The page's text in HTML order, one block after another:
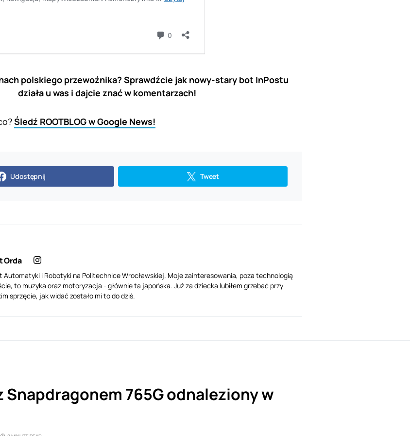
polskiego przewoźnika? Sprawdźcie jak nowy-stary bot InPostu
działa u was i dajcie znać w komentarzach!
Śledź ROOTBLOG w Google News!
Udostępnij Tweet
Orda
Automatyki i Robotyki na Politechnice Wrocławskiej. Moje zainteresowania, poza technologią
to muzyka oraz motoryzacja - głównie ta japońska. Już za dziecka lubiłem grzebać przy
sprzęcie, jak widać zostało mi to do dziś.
Snapdragonem 765G odnaleziony w